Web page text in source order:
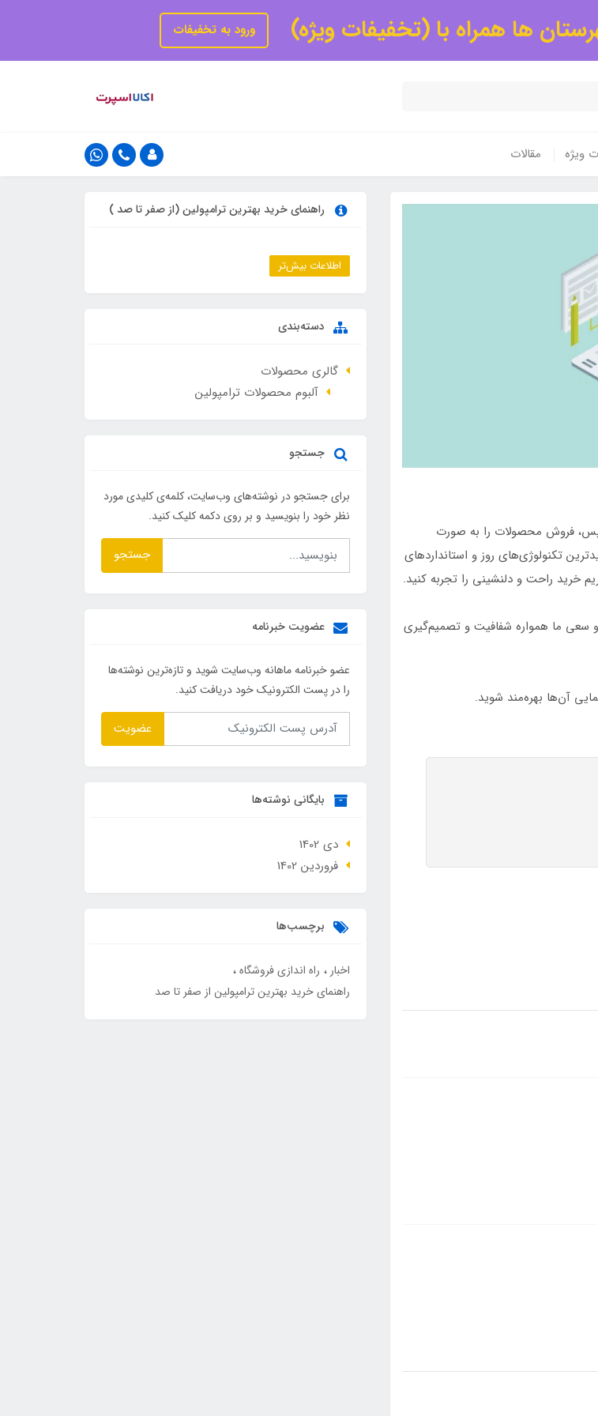
ها همراه با (تخفیفات ویژه) ورود به تخفیفات
ویژه مقالات
پس، فروش محصولات را به صورت
تکنولوژی‌های روز و استانداردهای
خرید راحت و دلنشینی را تجربه کنید.
و سعی ما همواره شفافیت و تصمیم‌گیری
آن‌ها بهره‌مند شوید.
راهنمای خرید بهترین ترامپولین (از صفر تا صد )
اطلاعات بیش‌تر
دسته‌بندی
گالری محصولات
آلبوم محصولات ترامپولین
جستجو
برای جستجو در نوشته‌های وب‌سایت، کلمه‌ی کلیدی مورد
نظر خود را بنویسید و بر روی دکمه کلیک کنید.
جستجو
عضویت خبرنامه
عضو خبرنامه ماهانه وب‌سایت شوید و تازه‌ترین نوشته‌ها
را در پست الکترونیک خود دریافت کنید.
عضویت
بایگانی نوشته‌ها
دی 1402
فروردین 1402
برچسب‌ها
اخبار راه اندازی فروشگاه
راهنمای خرید بهترین ترامپولین از صفر تا صد